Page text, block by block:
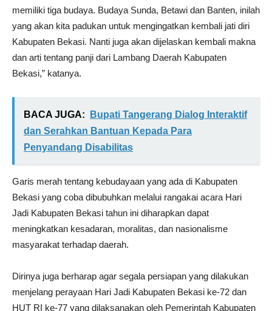
memiliki tiga budaya. Budaya Sunda, Betawi dan Banten, inilah
yang akan kita padukan untuk mengingatkan kembali jati diri
Kabupaten Bekasi. Nanti juga akan dijelaskan kembali makna
dan arti tentang panji dari Lambang Daerah Kabupaten
Bekasi,” katanya.
BACA JUGA:
Bupati Tangerang Dialog Interaktif
dan Serahkan Bantuan Kepada Para
Penyandang Disabilitas
Garis merah tentang kebudayaan yang ada di Kabupaten
Bekasi yang coba dibubuhkan melalui rangakai acara Hari
Jadi Kabupaten Bekasi tahun ini diharapkan dapat
meningkatkan kesadaran, moralitas, dan nasionalisme
masyarakat terhadap daerah.
Dirinya juga berharap agar segala persiapan yang dilakukan
menjelang perayaan Hari Jadi Kabupaten Bekasi ke-72 dan
HUT RI ke-77 yang dilaksanakan oleh Pemerintah Kabupaten